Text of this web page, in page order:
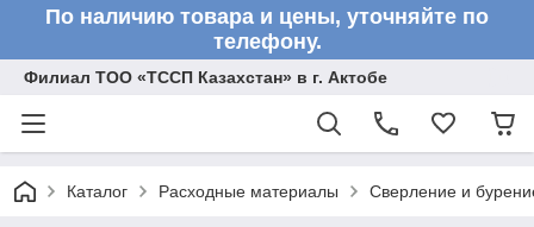
По наличию товара и цены, уточняйте по
телефону.
Филиал ТОО «ТССП Казахстан» в г. Актобе
Каталог Расходные материалы Сверление и